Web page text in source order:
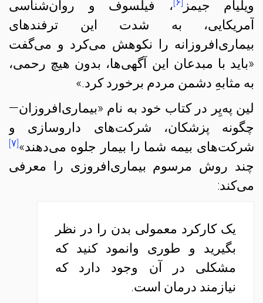
ویلیام جیمز
، فیلسوف و روان‌شناسی
آمریکایی، به شدت این ترفندهای
بیماری‌افروزانه را نکوهش می‌کرد و می‌گفت
«باید با مبدعان این آگهی‌ها، بدون هیچ رحمی،
به مثابهِ دشمن مردم برخورد کرد.»
لین په‌یِر در کتاب خود به نام «بیماری‌افروزان—
چگونه پزشکان، شرکت‌های داروسازی و
شرکت‌های بیمه شما را بیمار جلوه می‌دهند»[۷]
چند روش مرسوم بیماری‌افروزی را معرفی
می‌کند:
یک کارکرد معمولی بدن را در نظر
بگیرید و طوری وانمود کنید که
مشکلی در آن وجود دارد که
نیازمند درمان است.